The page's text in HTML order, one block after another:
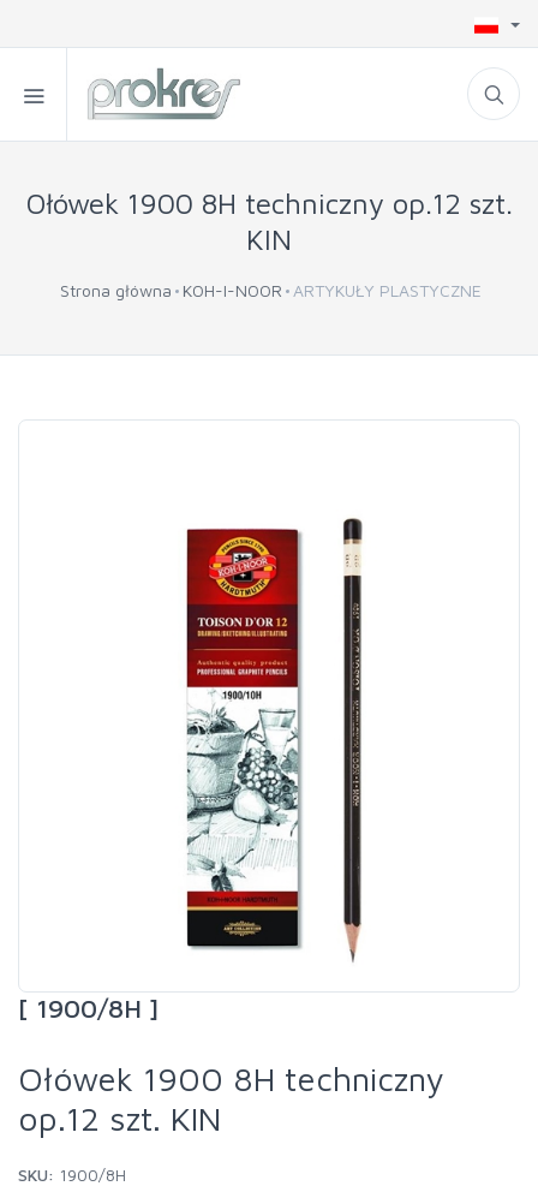
Ołówek 1900 8H techniczny op.12 szt.
KIN
Strona główna KOH-I-NOOR ARTYKUŁY PLASTYCZNE
[ 1900/8H ]
Ołówek 1900 8H techniczny
op.12 szt. KIN
SKU: 1900/8H